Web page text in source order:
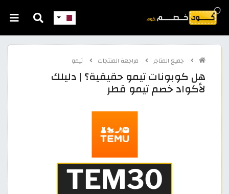
جميع المتاجر مراجعة المنتجات تيمو
هل كوبونات تيمو حقيقية؟ | دليلك
لأكواد خصم تيمو قطر